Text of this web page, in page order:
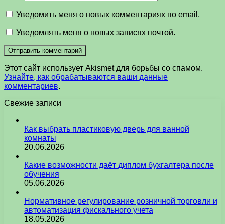
Уведомить меня о новых комментариях по email.
Уведомлять меня о новых записях почтой.
Этот сайт использует Akismet для борьбы со спамом.
Узнайте, как обрабатываются ваши данные
комментариев.
Свежие записи
Как выбрать пластиковую дверь для ванной
комнаты
20.06.2026
Какие возможности даёт диплом бухгалтера после
обучения
05.06.2026
Нормативное регулирование розничной торговли и
автоматизация фискального учета
18.05.2026